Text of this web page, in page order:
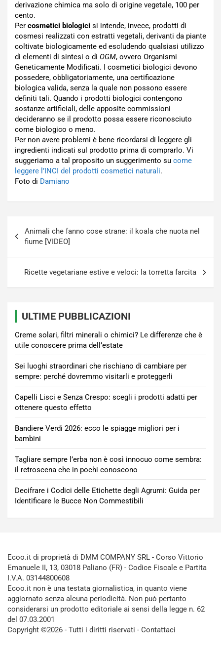
derivazione chimica ma solo di origine vegetale, 100 per
cento.
Per cosmetici biologici si intende, invece, prodotti di
cosmesi realizzati con estratti vegetali, derivanti da piante
coltivate biologicamente ed escludendo qualsiasi utilizzo
di elementi di sintesi o di OGM, ovvero Organismi
Geneticamente Modificati. I cosmetici biologici devono
possedere, obbligatoriamente, una certificazione
biologica valida, senza la quale non possono essere
definiti tali. Quando i prodotti biologici contengono
sostanze artificiali, delle apposite commissioni
decideranno se il prodotto possa essere riconosciuto
come biologico o meno.
Per non avere problemi è bene ricordarsi di leggere gli
ingredienti indicati sul prodotto prima di comprarlo. Vi
suggeriamo a tal proposito un suggerimento su come
leggere l’INCI del prodotti cosmetici naturali.
Foto di Damiano
articoli
Animali che fanno cose strane: il koala che nuota nel
fiume [VIDEO]
Ricette vegetariane estive e veloci: la torretta farcita
ULTIME PUBBLICAZIONI
Creme solari, filtri minerali o chimici? Le differenze che è
utile conoscere prima dell’estate
Sei luoghi straordinari che rischiano di cambiare per
sempre: perché dovremmo visitarli e proteggerli
Capelli Lisci e Senza Crespo: scegli i prodotti adatti per
ottenere questo effetto
Bandiere Verdi 2026: ecco le spiagge migliori per i
bambini
Tagliare sempre l’erba non è così innocuo come sembra:
il retroscena che in pochi conoscono
Decifrare i Codici delle Etichette degli Agrumi: Guida per
Identificare le Bucce Non Commestibili
Ecoo.it di proprietà di DMM COMPANY SRL - Corso Vittorio
Emanuele II, 13, 03018 Paliano (FR) - Codice Fiscale e Partita
I.V.A. 03144800608
Ecoo.it non è una testata giornalistica, in quanto viene
aggiornato senza alcuna periodicità. Non può pertanto
considerarsi un prodotto editoriale ai sensi della legge n. 62
del 07.03.2001
Copyright ©2026 - Tutti i diritti riservati - Contattaci